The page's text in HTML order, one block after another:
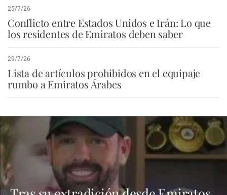
25/7/26
Conflicto entre Estados Unidos e Irán: Lo que
los residentes de Emiratos deben saber
29/7/26
Lista de artículos prohibidos en el equipaje
rumbo a Emiratos Árabes